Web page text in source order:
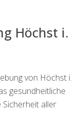
Höchst i.
von Höchst i.
gesundheitliche
Sicherheit aller